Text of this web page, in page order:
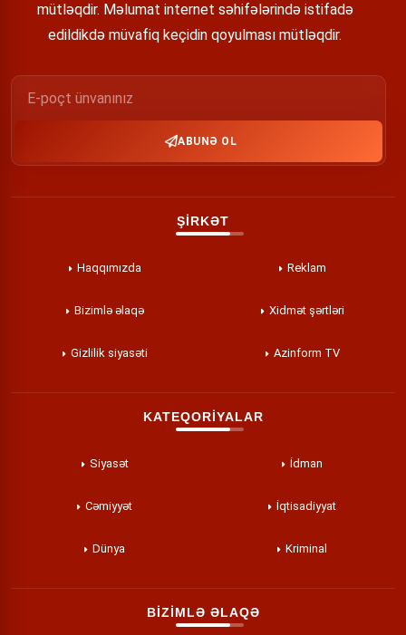
mütləqdir. Məlumat internet səhifələrində istifadə
edildikdə müvafiq keçidin qoyulması mütləqdir.
ABUNƏ OL
ŞİRKƏT
Haqqımızda Reklam
Bizimlə əlaqə Xidmət şərtləri
Gizlilik siyasəti Azinform TV
KATEQORİYALAR
Siyasət İdman
Cəmiyyət İqtisadiyyat
Dünya Kriminal
BİZİMLƏ ƏLAQƏ